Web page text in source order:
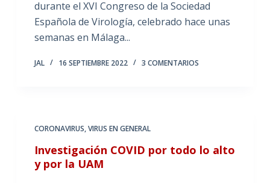
durante el XVI Congreso de la Sociedad
Española de Virología, celebrado hace unas
semanas en Málaga...
JAL 16 SEPTIEMBRE 2022 3 COMENTARIOS
CORONAVIRUS,VIRUS EN GENERAL
Investigación COVID por todo lo alto
y por la UAM